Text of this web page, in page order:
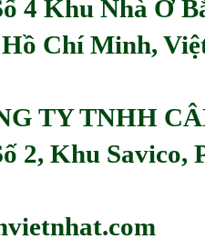
4 Khu Nhà Ở
Chí Minh,
TY TNHH
2, Khu Savico,